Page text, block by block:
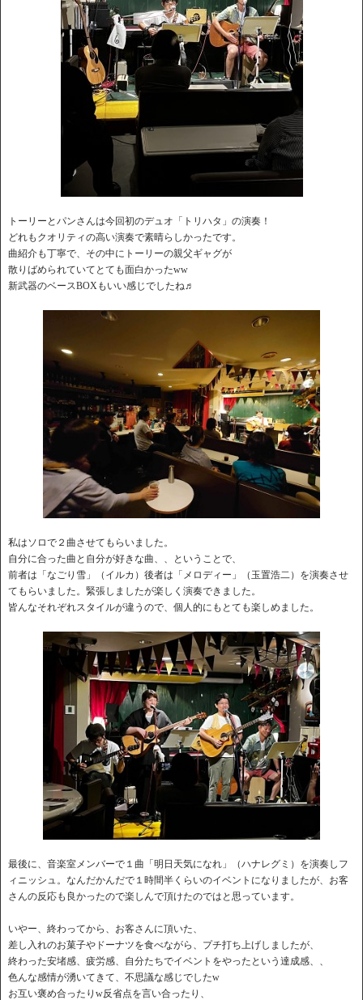
トーリーとパンさんは今回初のデュオ「トリハタ」の演奏！
どれもクオリティの高い演奏で素晴らしかったです。
曲紹介も丁寧で、その中にトーリーの親父ギャグが
散りばめられていてとても面白かったww
新武器のベースBOXもいい感じでしたね♬
私はソロで２曲させてもらいました。
自分に合った曲と自分が好きな曲、、ということで、
前者は「なごり雪」（イルカ）後者は「メロディー」（玉置浩二）を演奏させ
てもらいました。緊張しましたが楽しく演奏できました。
皆んなそれぞれスタイルが違うので、個人的にもとても楽しめました。
最後に、音楽室メンバーで１曲「明日天気になれ」（ハナレグミ）を演奏しフ
ィニッシュ。なんだかんだで１時間半くらいのイベントになりましたが、お客
さんの反応も良かったので楽しんで頂けたのではと思っています。
いやー、終わってから、お客さんに頂いた、
差し入れのお菓子やドーナツを食べながら、プチ打ち上げしましたが、
終わった安堵感、疲労感、自分たちでイベントをやったという達成感、、
色んな感情が湧いてきて、不思議な感じでしたw
お互い褒め合ったりw反省点を言い合ったり、